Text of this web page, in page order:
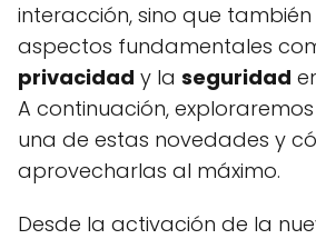
interacción, sino que
aspectos fundamentales
privacidad y la seguridad
A continuación,
una de estas novedades y
aprovecharlas al máximo.
Desde la activación de la